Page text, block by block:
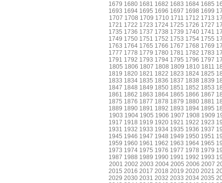
1679 1680 1681 1682 1683 1684 1685
1693 1694 1695 1696 1697 1698 1699
1707 1708 1709 1710 1711 1712 1713
1721 1722 1723 1724 1725 1726 1727
1735 1736 1737 1738 1739 1740 1741
1749 1750 1751 1752 1753 1754 1755
1763 1764 1765 1766 1767 1768 1769
1777 1778 1779 1780 1781 1782 1783
1791 1792 1793 1794 1795 1796 1797
1805 1806 1807 1808 1809 1810 1811
1819 1820 1821 1822 1823 1824 1825
1833 1834 1835 1836 1837 1838 1839
1847 1848 1849 1850 1851 1852 1853
1861 1862 1863 1864 1865 1866 1867
1875 1876 1877 1878 1879 1880 1881
1889 1890 1891 1892 1893 1894 1895
1903 1904 1905 1906 1907 1908 1909
1917 1918 1919 1920 1921 1922 1923
1931 1932 1933 1934 1935 1936 1937
1945 1946 1947 1948 1949 1950 1951
1959 1960 1961 1962 1963 1964 1965
1973 1974 1975 1976 1977 1978 1979
1987 1988 1989 1990 1991 1992 1993
2001 2002 2003 2004 2005 2006 2007
2015 2016 2017 2018 2019 2020 2021
2029 2030 2031 2032 2033 2034 2035